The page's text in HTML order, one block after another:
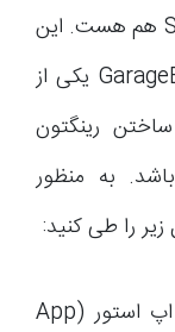
استفاده از منوی اشتراک‌گذاری یا Share هم هست. این
موضوع سبب می‌شود که برنامه GarageBand یکی از
رینگتون
به منظور
را طی کنید:
ابتدا برنامه Garageband را از اپ استور (App